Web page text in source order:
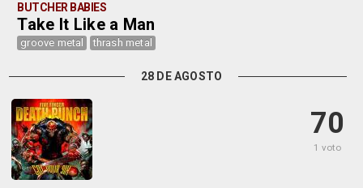
BUTCHER BABIES
Take It Like a Man
groove metal thrash metal
28 DE AGOSTO
70
1 voto